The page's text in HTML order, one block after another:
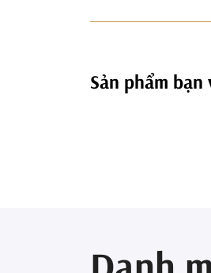
Sản phẩm bạn